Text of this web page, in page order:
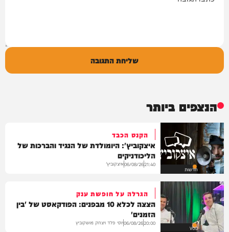
שליחת התגובה
הנצפים ביותר
חדשות
הקנס הכבד
איצקוביץ': היומולדת של הנגיד והברכות של
הליכודניקים
21:40
06/08/26איצקוביץ'
VOD
הגרלה על חופשת ענק
הצצה לכלא 10 מבפנים: הפודקאסט של 'בין
הזמנים'
20:00
06/08/26יוסי פלד ויצחק מושקוביץ